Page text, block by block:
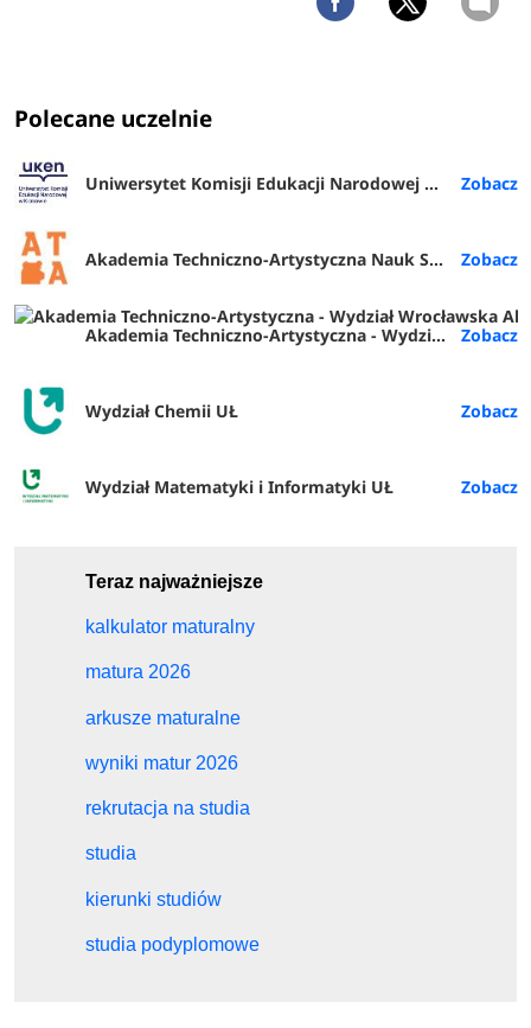
Polecane uczelnie
Uniwersytet Komisji Edukacji Narodowej w Krakowie
Akademia Techniczno-Artystyczna Nauk Stosowanych w Warszawie
Akademia Techniczno-Artystyczna - Wydział Wrocławska Akademia Biznesu (ATA Wrocław)
Wydział Chemii UŁ
Wydział Matematyki i Informatyki UŁ
Teraz najważniejsze
kalkulator maturalny
matura 2026
arkusze maturalne
wyniki matur 2026
rekrutacja na studia
studia
kierunki studiów
studia podyplomowe